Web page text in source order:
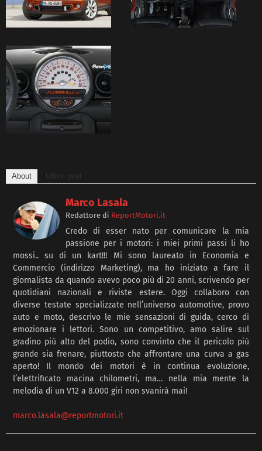
About Ultimi post
Marco Lasala
Redattore di ReportMotori.it
Credo di esser nato per comunicare la mia
passione per i motori: i miei primi passi li ho
mossi.. su di un kart!!! Mi sono laureato in Economia e
Commercio (indirizzo Marketing), ma ho iniziato a fare il
giornalista da quando avevo poco più di 20 anni, scrivendo per
quotidiani nazionali e riviste estere. Oggi collaboro con
diverse testate specializzate nell’universo automotive, provo
auto e moto, descrivo le mie sensazioni di guida, cerco di
emozionare i lettori. Sono un competitivo, amo salire sul
gradino più alto del podio, sono convinto che il pericolo più
grande sia frenare, piuttosto che affrontare una curva a gas
aperto! Il mondo dei motori è in continua evoluzione,
l’elettrificato macina chilometri, ma… nella mia mente la
melodia di un V12 a 8.000 giri non svanirà mai!
marco.lasala@reportmotori.it